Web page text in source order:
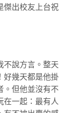
傑出校友上台祝
不說方言。整天
好幾天都是他掛
。但他並沒有不
在一起：最有人